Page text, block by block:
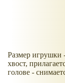
Размер игрушки
хвост,
голове -